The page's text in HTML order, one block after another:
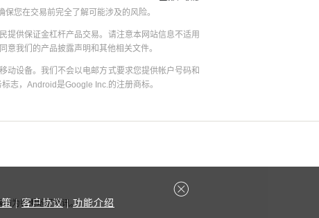
您在交易前完全了解可能涉及的风险。
提供保证金杠杆产品交易。请注意本网站信息不适用
我们的产品披露声明和其他相关文件。
动设备。我们不会以电邮方式要求您提供帐户号码和
志，Android是Google Inc.的注册商标。
为香港地区资讯。
| 客户协议 | 功能介绍